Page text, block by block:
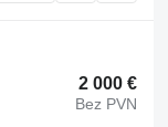
2 000 €
Bez PVN